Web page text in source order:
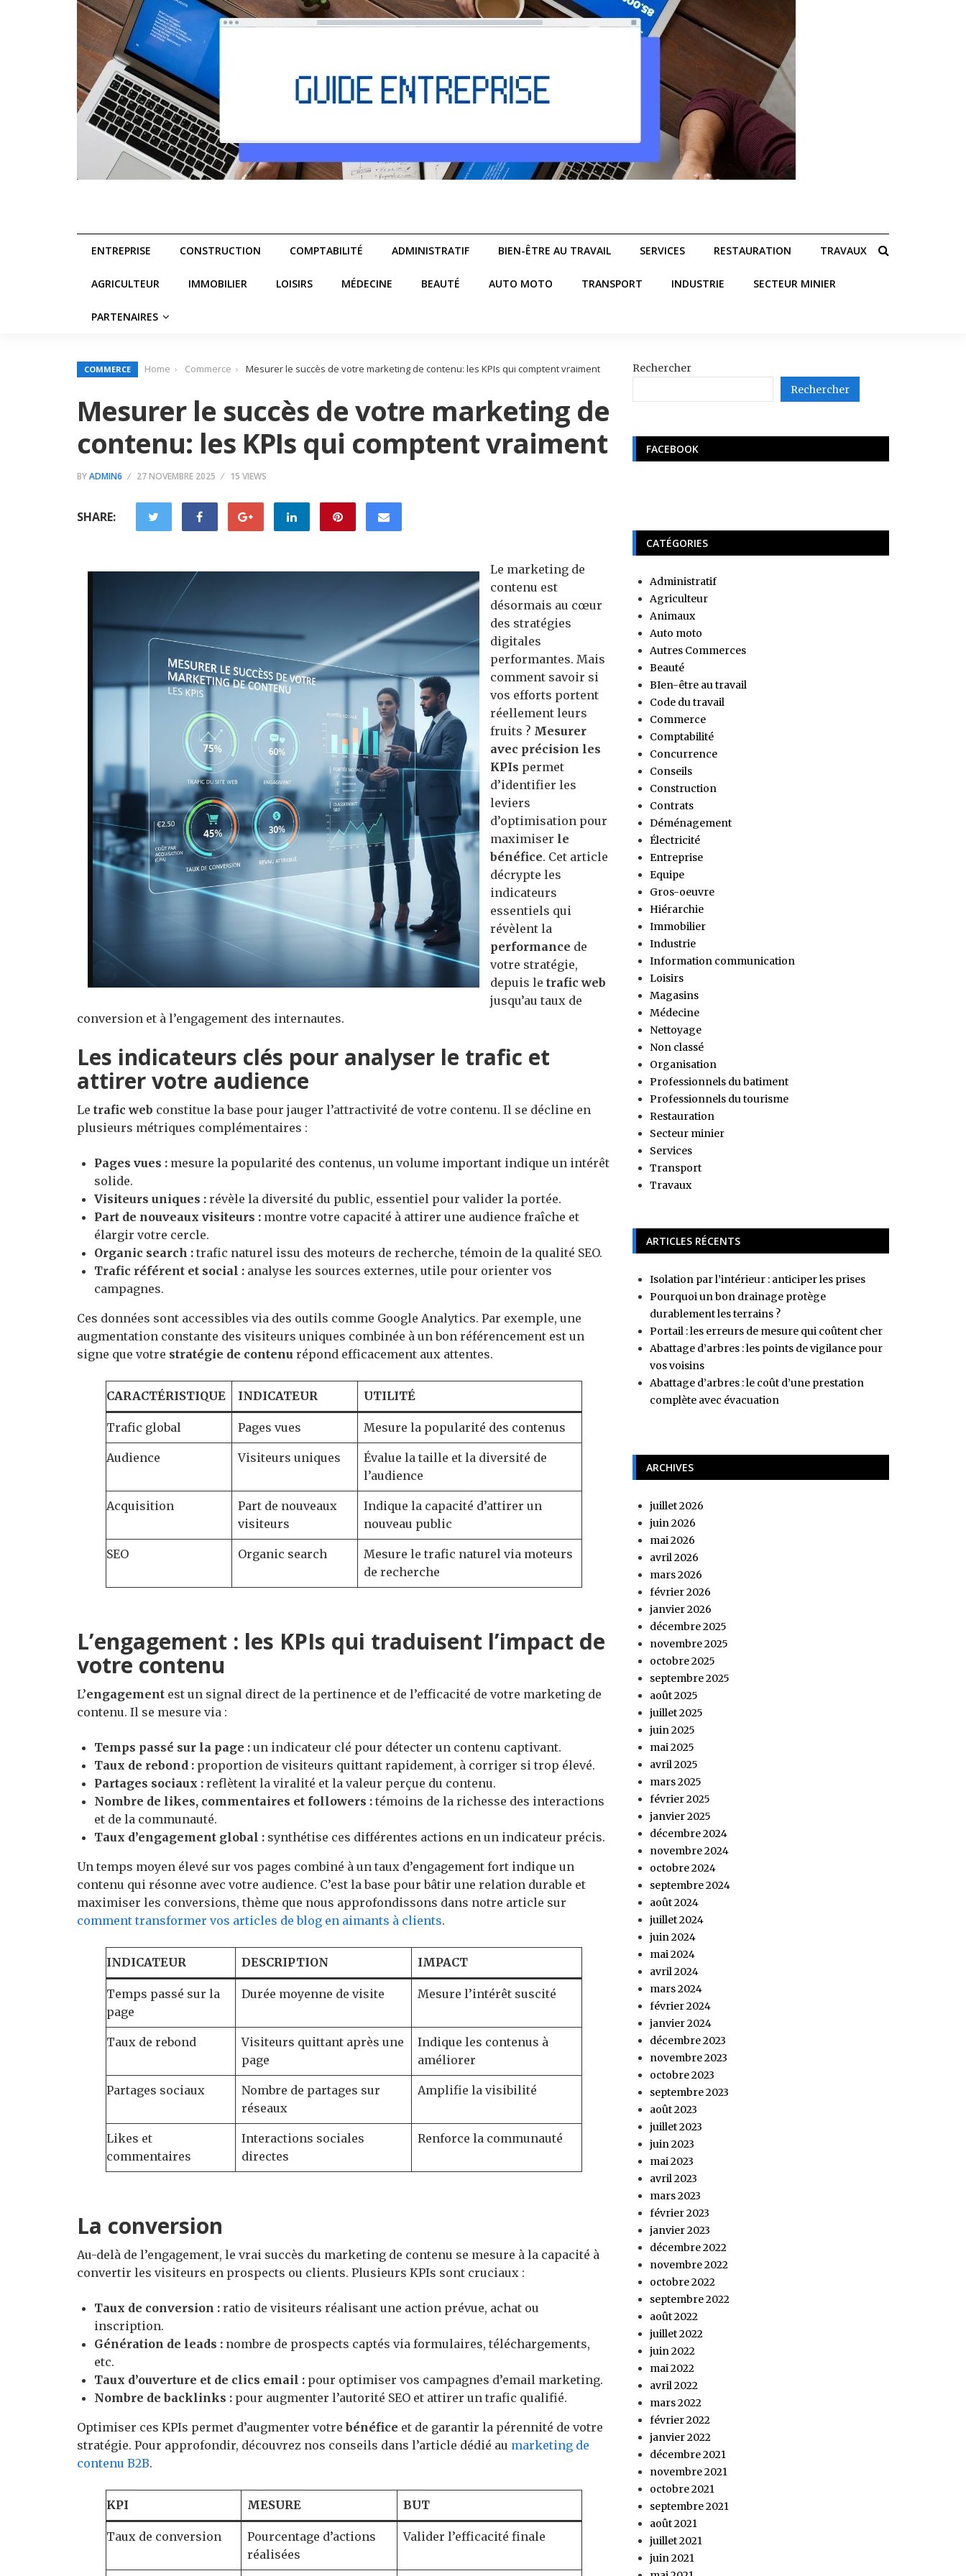
ENTREPRISE CONSTRUCTION COMPTABILITÉ ADMINISTRATIF BIEN-ÊTRE AU TRAVAIL SERVICES RESTAURATION TRAVAUX
AGRICULTEUR IMMOBILIER LOISIRS MÉDECINE BEAUTÉ AUTO MOTO TRANSPORT INDUSTRIE SECTEUR MINIER
PARTENAIRES
COMMERCE Home Commerce Mesurer le succès de votre marketing de contenu: les KPIs qui comptent vraiment
Mesurer le succès de votre marketing de
contenu: les KPIs qui comptent vraiment
BYADMIN6 27 NOVEMBRE 2025 15 VIEWS
SHARE:
Le marketing de
contenu est
désormais au cœur
des stratégies
digitales
performantes. Mais
comment savoir si
vos efforts portent
réellement leurs
fruits ? Mesurer
avec précision les
KPIs permet
d’identifier les
leviers
d’optimisation pour
maximiser le
bénéfice. Cet article
décrypte les
indicateurs
essentiels qui
révèlent la
performance de
votre stratégie,
depuis le trafic web
jusqu’au taux de
conversion et à l’engagement des internautes.
Les indicateurs clés pour analyser le trafic et
attirer votre audience
Le trafic web constitue la base pour jauger l’attractivité de votre contenu. Il se décline en
plusieurs métriques complémentaires :
Pages vues : mesure la popularité des contenus, un volume important indique un intérêt
solide.
Visiteurs uniques : révèle la diversité du public, essentiel pour valider la portée.
Part de nouveaux visiteurs : montre votre capacité à attirer une audience fraîche et
élargir votre cercle.
Organic search : trafic naturel issu des moteurs de recherche, témoin de la qualité SEO.
Trafic référent et social : analyse les sources externes, utile pour orienter vos
campagnes.
Ces données sont accessibles via des outils comme Google Analytics. Par exemple, une
augmentation constante des visiteurs uniques combinée à un bon référencement est un
signe que votre stratégie de contenu répond efficacement aux attentes.
CARACTÉRISTIQUE INDICATEUR UTILITÉ
Trafic global Pages vues Mesure la popularité des contenus
Audience Visiteurs uniques
Évalue la taille et la diversité de
l’audience
Acquisition
Part de nouveaux
visiteurs
Indique la capacité d’attirer un
nouveau public
SEO Organic search
Mesure le trafic naturel via moteurs
de recherche
L’engagement : les KPIs qui traduisent l’impact de
votre contenu
L’engagement est un signal direct de la pertinence et de l’efficacité de votre marketing de
contenu. Il se mesure via :
Temps passé sur la page : un indicateur clé pour détecter un contenu captivant.
Taux de rebond : proportion de visiteurs quittant rapidement, à corriger si trop élevé.
Partages sociaux : reflètent la viralité et la valeur perçue du contenu.
Nombre de likes, commentaires et followers : témoins de la richesse des interactions
et de la communauté.
Taux d’engagement global : synthétise ces différentes actions en un indicateur précis.
Un temps moyen élevé sur vos pages combiné à un taux d’engagement fort indique un
contenu qui résonne avec votre audience. C’est la base pour bâtir une relation durable et
maximiser les conversions, thème que nous approfondissons dans notre article sur
comment transformer vos articles de blog en aimants à clients.
INDICATEUR DESCRIPTION IMPACT
Temps passé sur la
page
Durée moyenne de visite Mesure l’intérêt suscité
Taux de rebond
Visiteurs quittant après une
page
Indique les contenus à
améliorer
Partages sociaux
Nombre de partages sur
réseaux
Amplifie la visibilité
Likes et
commentaires
Interactions sociales
directes
Renforce la communauté
La conversion
Au-delà de l’engagement, le vrai succès du marketing de contenu se mesure à la capacité à
convertir les visiteurs en prospects ou clients. Plusieurs KPIs sont cruciaux :
Taux de conversion : ratio de visiteurs réalisant une action prévue, achat ou
inscription.
Génération de leads : nombre de prospects captés via formulaires, téléchargements,
etc.
Taux d’ouverture et de clics email : pour optimiser vos campagnes d’email marketing.
Nombre de backlinks : pour augmenter l’autorité SEO et attirer un trafic qualifié.
Optimiser ces KPIs permet d’augmenter votrebénéfice et de garantir la pérennité de votre
stratégie. Pour approfondir, découvrez nos conseils dans l’article dédié au marketing de
contenu B2B.
KPI MESURE BUT
Taux de conversion
Pourcentage d’actions
réalisées
Valider l’efficacité finale
Rechercher
Rechercher
FACEBOOK
CATÉGORIES
Administratif
Agriculteur
Animaux
Auto moto
Autres Commerces
Beauté
BIen-être au travail
Code du travail
Commerce
Comptabilité
Concurrence
Conseils
Construction
Contrats
Déménagement
Électricité
Entreprise
Equipe
Gros-oeuvre
Hiérarchie
Immobilier
Industrie
Information communication
Loisirs
Magasins
Médecine
Nettoyage
Non classé
Organisation
Professionnels du batiment
Professionnels du tourisme
Restauration
Secteur minier
Services
Transport
Travaux
ARTICLES RÉCENTS
Isolation par l’intérieur : anticiper les prises
Pourquoi un bon drainage protège
durablement les terrains ?
Portail : les erreurs de mesure qui coûtent cher
Abattage d’arbres : les points de vigilance pour
vos voisins
Abattage d’arbres : le coût d’une prestation
complète avec évacuation
ARCHIVES
juillet 2026
juin 2026
mai 2026
avril 2026
mars 2026
février 2026
janvier 2026
décembre 2025
novembre 2025
octobre 2025
septembre 2025
août 2025
juillet 2025
juin 2025
mai 2025
avril 2025
mars 2025
février 2025
janvier 2025
décembre 2024
novembre 2024
octobre 2024
septembre 2024
août 2024
juillet 2024
juin 2024
mai 2024
avril 2024
mars 2024
février 2024
janvier 2024
décembre 2023
novembre 2023
octobre 2023
septembre 2023
août 2023
juillet 2023
juin 2023
mai 2023
avril 2023
mars 2023
février 2023
janvier 2023
décembre 2022
novembre 2022
octobre 2022
septembre 2022
août 2022
juillet 2022
juin 2022
mai 2022
avril 2022
mars 2022
février 2022
janvier 2022
décembre 2021
novembre 2021
octobre 2021
septembre 2021
août 2021
juillet 2021
juin 2021